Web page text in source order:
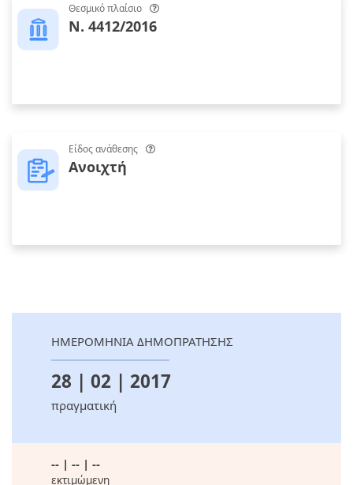
Θεσμικό πλαίσιο
Ν. 4412/2016
Είδος ανάθεσης
Ανοιχτή
ΗΜΕΡΟΜΗΝΙΑ ΔΗΜΟΠΡΑΤΗΣΗΣ
28 | 02 | 2017
πραγματική
-- | -- | --
εκτιμώμενη